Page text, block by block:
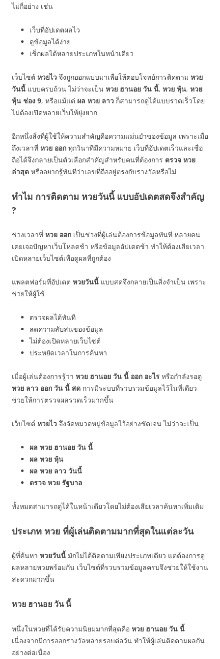
ไม่กี่อย่าง เช่น
เว็บที่อัปเดตผลไว
ดูข้อมูลได้ง่าย
เช็กผลได้หลายประเภทในหน้าเดียว
เว็บไซต์ หวยไว จึงถูกออกแบบมาเพื่อให้ตอบโจทย์การติดตาม หวย
วันนี้ แบบครบถ้วน ไม่ว่าจะเป็น หวย ฮานอย วัน นี้, หวย หุ้น, หวย
หุ้น ช่อง 9, หรือแม้แต่ ผล หวย ลาว ก็สามารถดูได้แบบรวดเร็วโดย
ไม่ต้องเปิดหลายเว็บให้ยุ่งยาก
อีกหนึ่งสิ่งที่ผู้ใช้ให้ความสำคัญคือความแม่นยำของข้อมูล เพราะเมื่อ
ถึงเวลาที่ หวย ออก ทุกวินาทีมีความหมาย เว็บที่อัปเดตเร็วและเชื่อ
ถือได้จึงกลายเป็นตัวเลือกสำคัญสำหรับคนที่ต้องการ ตรวจ หวย
ล่าสุด หรืออยากรู้ทันทีว่าเลขที่ถืออยู่ตรงกับรางวัลหรือไม่
ทำไม การติดตาม หวยวันนี้ แบบอัปเดตสดจึงสำคัญ
?
ช่วงเวลาที่ หวย ออก เป็นช่วงที่ผู้เล่นต้องการข้อมูลทันที หลายคน
เคยเจอปัญหาเว็บโหลดช้า หรือข้อมูลอัปเดตช้า ทำให้ต้องเสียเวลา
เปิดหลายเว็บไซต์เพื่อดูผลที่ถูกต้อง
แพลตฟอร์มที่อัปเดต หวยวันนี้ แบบสดจึงกลายเป็นสิ่งจำเป็น เพราะ
ช่วยให้ผู้ใช้
ตรวจผลได้ทันที
ลดความสับสนของข้อมูล
ไม่ต้องเปิดหลายเว็บไซต์
ประหยัดเวลาในการค้นหา
เมื่อผู้เล่นต้องการรู้ว่า หวย ฮานอย วัน นี้ ออก อะไร หรือกำลังรอดู
หวย ลาว ออก วัน นี้ สด การมีระบบที่รวบรวมข้อมูลไว้ในที่เดียว
ช่วยให้การตรวจผลรวดเร็วมากขึ้น
เว็บไซต์ หวยไว จึงจัดหมวดหมู่ข้อมูลไว้อย่างชัดเจน ไม่ว่าจะเป็น
ผล หวย ฮานอย วัน นี้
ผล หวย หุ้น
ผล หวย ลาว วันนี้
ตรวจ หวย รัฐบาล
ทั้งหมดสามารถดูได้ในหน้าเดียวโดยไม่ต้องเสียเวลาค้นหาเพิ่มเติม
ประเภท หวย ที่ผู้เล่นติดตามมากที่สุดในแต่ละวัน
ผู้ที่ค้นหา หวยวันนี้ มักไม่ได้ติดตามเพียงประเภทเดียว แต่ต้องการดู
ผลหลายหวยพร้อมกัน เว็บไซต์ที่รวบรวมข้อมูลครบจึงช่วยให้ใช้งาน
สะดวกมากขึ้น
หวย ฮานอย วัน นี้
หนึ่งในหวยที่ได้รับความนิยมมากที่สุดคือ หวย ฮานอย วัน นี้
เนื่องจากมีการออกรางวัลหลายรอบต่อวัน ทำให้ผู้เล่นติดตามผลกัน
อย่างต่อเนื่อง